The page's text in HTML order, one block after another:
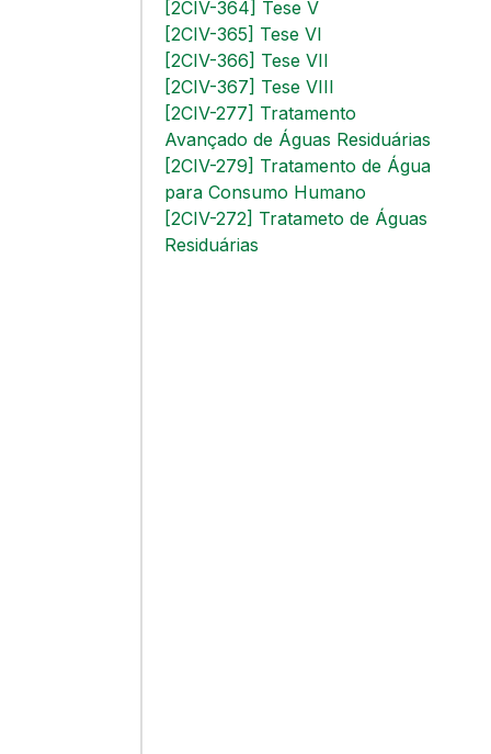
[2CIV-364] Tese V
[2CIV-365] Tese VI
[2CIV-366] Tese VII
[2CIV-367] Tese VIII
[2CIV-277] Tratamento
Avançado de Águas Residuárias
[2CIV-279] Tratamento de Água
para Consumo Humano
[2CIV-272] Tratameto de Águas
Residuárias